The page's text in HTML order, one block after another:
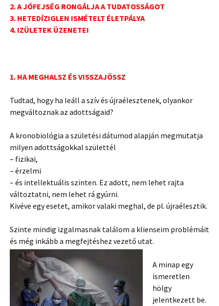
2. A JÓFEJSÉG RONGÁLJA A TUDATOSSÁGOT
3. HETEDÍZIGLEN ISMÉTELT ÉLETPÁLYA
4. IZÜLETEK ÜZENETEI
1. HA MEGHALSZ ÉS VISSZAJÖSSZ
Tudtad, hogy ha leáll a szív és újraélesztenek, olyankor
megváltoznak az adottságaid?
A kronobiológia a születési dátumod alapján megmutatja
milyen adottságokkal születtél
– fizikai,
– érzelmi
– és intellektuális szinten. Ez adott, nem lehet rajta
változtatni, nem lehet rá gyúrni.
Kivéve egy esetet, amikor valaki meghal, de pl. újraélesztik.
Szinte mindig izgalmasnak találom a klienseim problémáit
és még inkább a megfejtéshez vezető utat.
A minap egy
ismeretlen
hölgy
jelentkezett be.